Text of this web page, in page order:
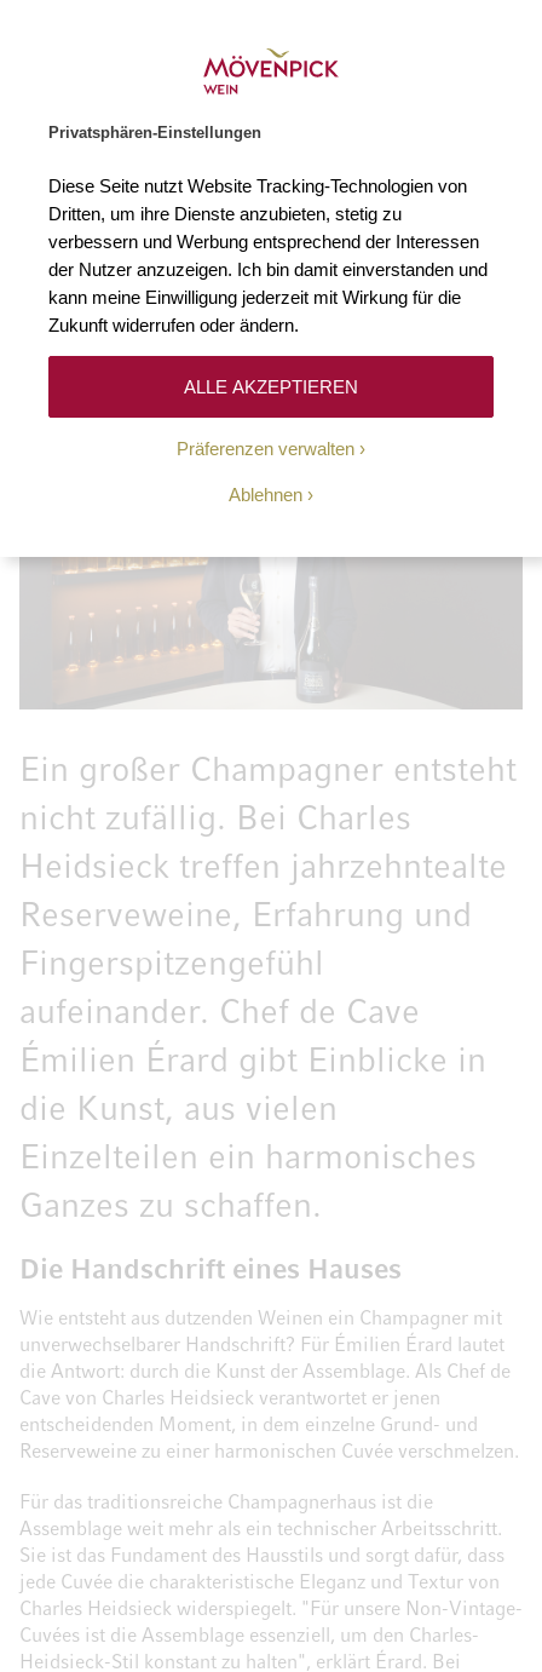
Privatsphären-Einstellungen
Diese Seite nutzt Website Tracking-Technologien von
Dritten, um ihre Dienste anzubieten, stetig zu
verbessern und Werbung entsprechend der Interessen
der Nutzer anzuzeigen. Ich bin damit einverstanden und
kann meine Einwilligung jederzeit mit Wirkung für die
Zukunft widerrufen oder ändern.
Präferenzen verwalten
Ablehnen
ALLE AKZEPTIEREN
Winzer von Benedikt Hesounam 08. Juni 2026
Émilien Érard über die
Kunst der Assemblage
Ein großer Champagner entsteht
nicht zufällig. Bei Charles
Heidsieck treffen jahrzehntealte
Reserveweine, Erfahrung und
Fingerspitzengefühl
aufeinander. Chef de Cave
Émilien Érard gibt Einblicke in
die Kunst, aus vielen
Einzelteilen ein harmonisches
Ganzes zu schaffen.
Die Handschrift eines Hauses
Wie entsteht aus dutzenden Weinen ein Champagner mit
unverwechselbarer Handschrift? Für Émilien Érard lautet
die Antwort: durch die Kunst der Assemblage. Als Chef de
Cave von Charles Heidsieck verantwortet er jenen
entscheidenden Moment, in dem einzelne Grund- und
Reserveweine zu einer harmonischen Cuvée verschmelzen.
Für das traditionsreiche Champagnerhaus ist die
Assemblage weit mehr als ein technischer Arbeitsschritt.
Sie ist das Fundament des Hausstils und sorgt dafür, dass
jede Cuvée die charakteristische Eleganz und Textur von
Charles Heidsieck widerspiegelt. "Für unsere Non-Vintage-
Cuvées ist die Assemblage essenziell, um den Charles-
Heidsieck-Stil konstant zu halten", erklärt Érard. Bei